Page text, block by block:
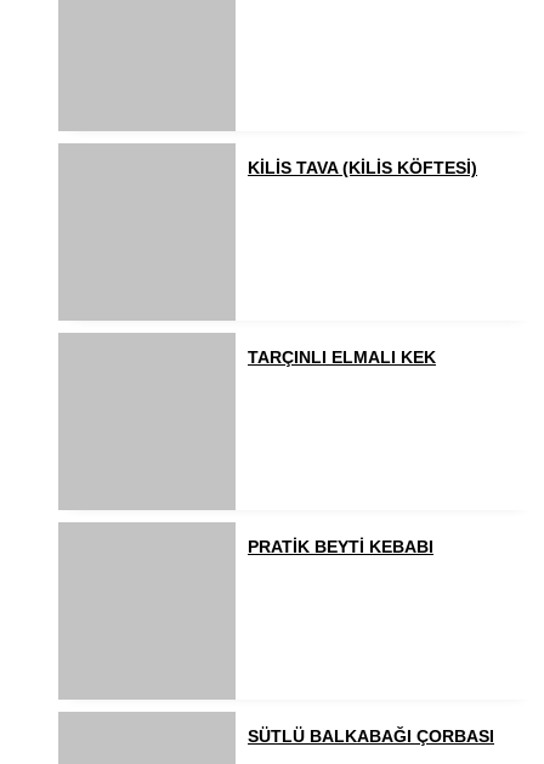
KİLİS TAVA (KİLİS KÖFTESİ)
TARÇINLI ELMALI KEK
PRATİK BEYTİ KEBABI
SÜTLÜ BALKABAĞI ÇORBASI